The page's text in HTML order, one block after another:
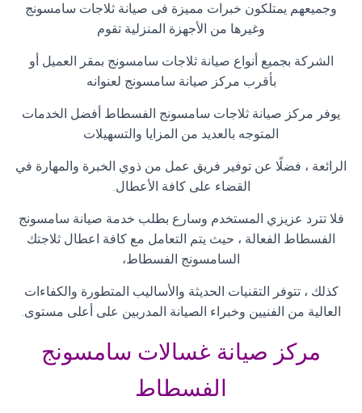
وجميعهم يمتلكون خبرات مميزة فى صيانة ثلاجات سامسونج
وغيرها من الأجهزة المنزلية تقوم
الشركة بجميع أنواع صيانة ثلاجات سامسونج بمقر العميل أو
بأقرب مركز صيانة سامسونج لعنوانه
يوفر مركز صيانة ثلاجات سامسونج الفسطاط أفضل الخدمات
المتوجه بالعديد من المزايا والتسهيلات
الرائعة ، فضلًا عن توفير فريق عمل من ذوي الخبرة والمهارة في
القضاء على كافة الأعطال.
فلا تترد عزيزي المستخدم وسارع بطلب خدمة صيانة سامسونج
الفسطاط الفعالة ، حيث يتم التعامل مع كافة اعطال ثلاجتك
السامسونج الفسطاط،
كذلك ، تتوفر التقنيات الحديثة والأساليب المتطورة والكفاءات
العالية من الفنيين وخبراء الصيانة المدربين على أعلى مستوى.
مركز صيانة غسالات سامسونج
الفسطاط